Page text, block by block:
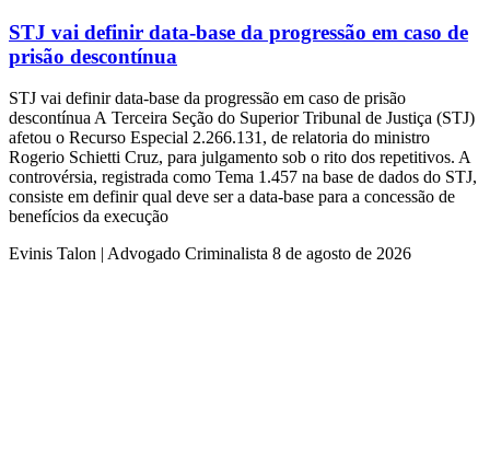
STJ vai definir data-base da progressão em caso de
prisão descontínua
STJ vai definir data-base da progressão em caso de prisão
descontínua ​A Terceira Seção do Superior Tribunal de Justiça (STJ)
afetou o Recurso Especial 2.266.131, de relatoria do ministro
Rogerio Schietti Cruz, para julgamento sob o rito dos repetitivos. A
controvérsia, registrada como Tema 1.457 na base de dados do STJ,
consiste em definir qual deve ser a data-base para a concessão de
benefícios da execução
Evinis Talon | Advogado Criminalista 8 de agosto de 2026